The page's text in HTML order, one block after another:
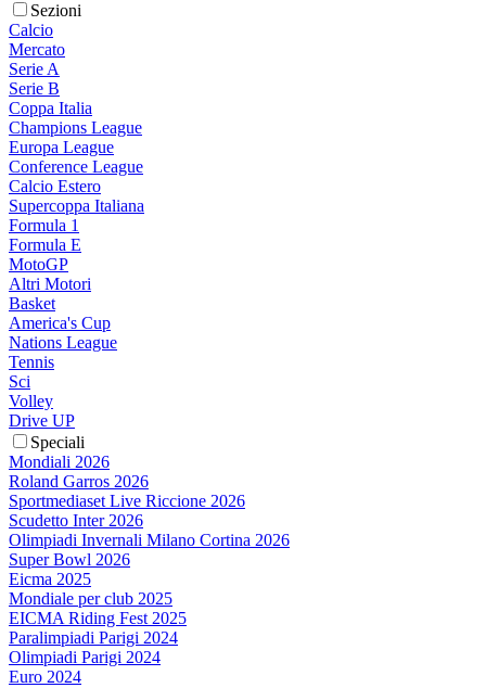
Sezioni
Calcio
Mercato
Serie A
Serie B
Coppa Italia
Champions League
Europa League
Conference League
Calcio Estero
Supercoppa Italiana
Formula 1
Formula E
MotoGP
Altri Motori
Basket
America's Cup
Nations League
Tennis
Sci
Volley
Drive UP
Speciali
Mondiali 2026
Roland Garros 2026
Sportmediaset Live Riccione 2026
Scudetto Inter 2026
Olimpiadi Invernali Milano Cortina 2026
Super Bowl 2026
Eicma 2025
Mondiale per club 2025
EICMA Riding Fest 2025
Paralimpiadi Parigi 2024
Olimpiadi Parigi 2024
Euro 2024